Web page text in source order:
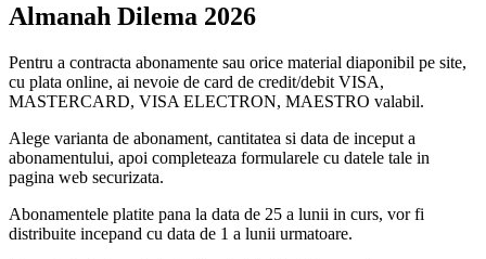
Almanah Dilema 2026
Pentru a contracta abonamente sau orice material diaponibil pe site,
cu plata online, ai nevoie de card de credit/debit VISA,
MASTERCARD, VISA ELECTRON, MAESTRO valabil.
Alege varianta de abonament, cantitatea si data de inceput a
abonamentului, apoi completeaza formularele cu datele tale in
pagina web securizata.
Abonamentele platite pana la data de 25 a lunii in curs, vor fi
distribuite incepand cu data de 1 a lunii urmatoare.